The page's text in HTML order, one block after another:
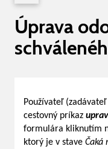
Úprava
Používateľ
cestovný príkaz
formulára kliknutím
ktorý je v stave Čaká